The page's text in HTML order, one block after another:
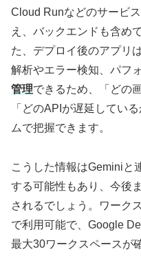
Cloud Runなどのサービ
え、バックエンドも含め
た、デプロイ後のアプリ
解析やエラー検知、パフ
管理できるため、「どの
「どのAPIが遅延してい
ムで把握できます。
こうした情報はGeminiと
する可能性もあり、今後
されるでしょう。ワーク
で利用可能で、Google
最大30ワークスペースが